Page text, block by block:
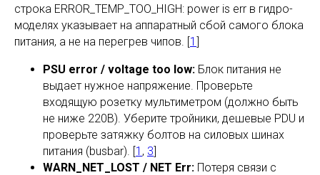
строка ERROR_TEMP_TOO_HIGH: power is err в гидро-
моделях указывает на аппаратный сбой самого блока
питания, а не на перегрев чипов. [1 ]
PSU error / voltage too low: Блок питания не
выдает нужное напряжение. Проверьте
входящую розетку мультиметром (должно быть
не ниже 220В). Уберите тройники, дешевые PDU и
проверьте затяжку болтов на силовых шинах
питания (busbar). [1 , 3]
WARN_NET_LOST / NET Err: Потеря связи с